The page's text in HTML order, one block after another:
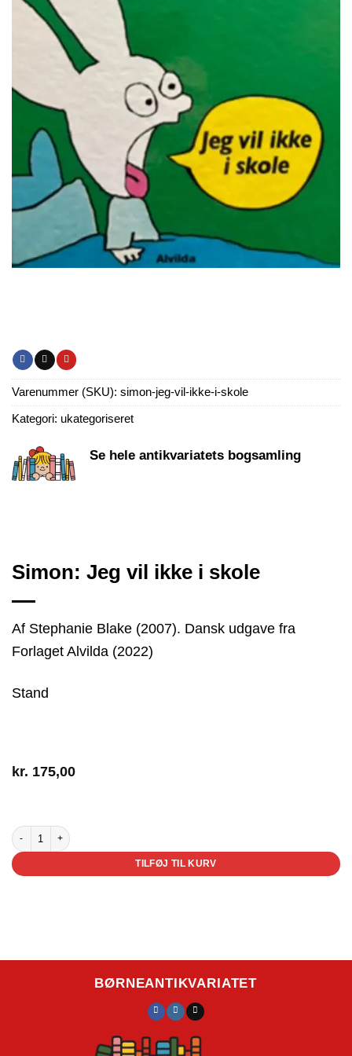
Varenummer (SKU): simon-jeg-vil-ikke-i-skole
Kategori: ukategoriseret
Se hele antikvariatets bogsamling
Simon: Jeg vil ikke i skole
Af Stephanie Blake (2007). Dansk udgave fra
Forlaget Alvilda (2022)
Stand
kr. 175,00
Simon: Jeg vil ikke i skole antal
TILFØJ TIL KURV
BØRNEANTIKVARIATET